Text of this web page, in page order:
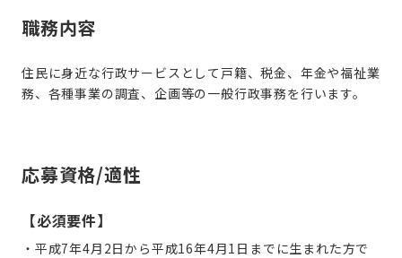
職務内容
住民に身近な行政サービスとして戸籍、税金、年金や福祉業
務、各種事業の調査、企画等の一般行政事務を行います。
応募資格/適性
【必須要件】
・平成7年4月2日から平成16年4月1日までに生まれた方で